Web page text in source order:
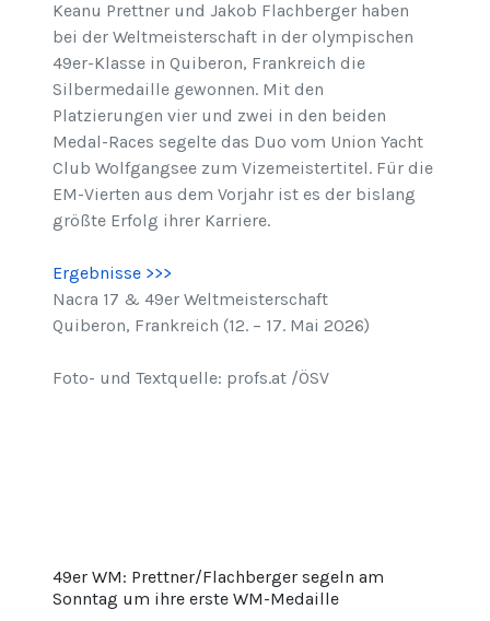
Keanu Prettner und Jakob Flachberger haben
bei der Weltmeisterschaft in der olympischen
49er-Klasse in Quiberon, Frankreich die
Silbermedaille gewonnen. Mit den
Platzierungen vier und zwei in den beiden
Medal-Races segelte das Duo vom Union Yacht
Club Wolfgangsee zum Vizemeistertitel. Für die
EM-Vierten aus dem Vorjahr ist es der bislang
größte Erfolg ihrer Karriere.
Ergebnisse >>>
Nacra 17 & 49er Weltmeisterschaft
Quiberon, Frankreich (12. – 17. Mai 2026)
Foto- und Textquelle: profs.at /ÖSV
49er WM: Prettner/Flachberger segeln am
Sonntag um ihre erste WM-Medaille